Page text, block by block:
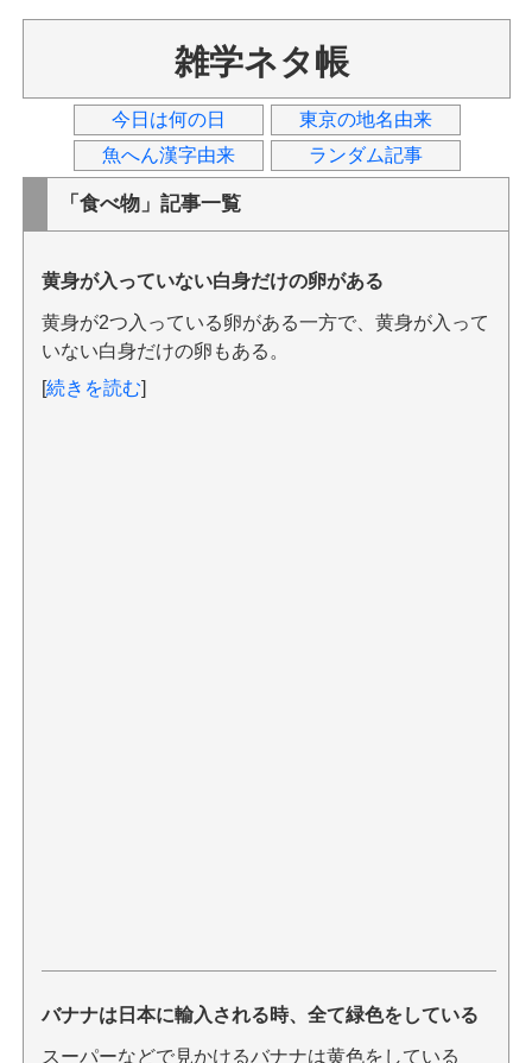
雑学ネタ帳
今日は何の日
東京の地名由来
魚へん漢字由来
ランダム記事
「食べ物」記事一覧
黄身が入っていない白身だけの卵がある
黄身が2つ入っている卵がある一方で、黄身が入って
いない白身だけの卵もある。
[続きを読む]
バナナは日本に輸入される時、全て緑色をしている
スーパーなどで見かけるバナナは黄色をしている